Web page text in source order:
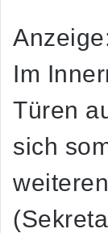
Im
Türen
sich